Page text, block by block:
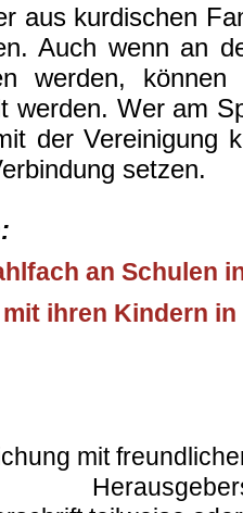
aus kurdischen
Auch wenn an
werden,
werden. Wer am
der Vereinigung
setzen.
an Schulen
ihren Kindern
mit